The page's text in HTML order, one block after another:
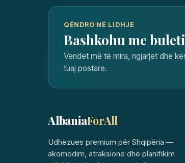
QËNDRO NË LIDHJE
Bashkohu me
Vendet më të mira, ngjarjet dhe
tuaj postare.
AlbaniaForAll
Udhëzues premium për Shqipëria —
akomodim, atraksione dhe planifikim